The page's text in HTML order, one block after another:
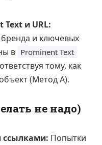
и URL:
и ключевых
в Prominent Text
тому, как
(Метод А).
не надо)
ссылками: Попытки